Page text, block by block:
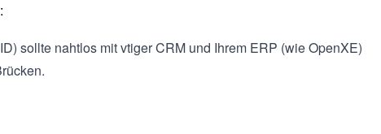
:
sollte nahtlos mit vtiger CRM und Ihrem ERP (wie OpenXE)